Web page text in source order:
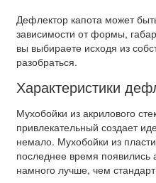
Дефлектор капота может
зависимости от формы,
вы выбираете исходя из
разобраться.
Характеристики
Мухобойки из акрилового
привлекательный создает
немало. Мухобойки из
последнее время появились
намного лучше, чем